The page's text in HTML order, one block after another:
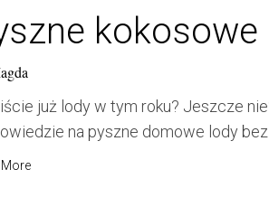
już lody w tym roku? Jeszcze
na pyszne domowe lody bez
More